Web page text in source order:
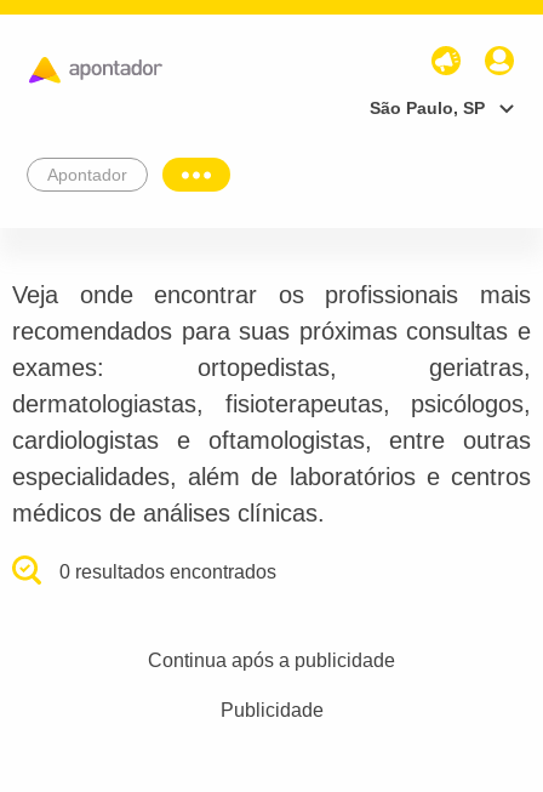
São Paulo, SP
Apontador
Veja onde encontrar os profissionais mais
recomendados para suas próximas consultas e
exames: ortopedistas, geriatras,
dermatologiastas, fisioterapeutas, psicólogos,
cardiologistas e oftamologistas, entre outras
especialidades, além de laboratórios e centros
médicos de análises clínicas.
0 resultados encontrados
Continua após a publicidade
Publicidade